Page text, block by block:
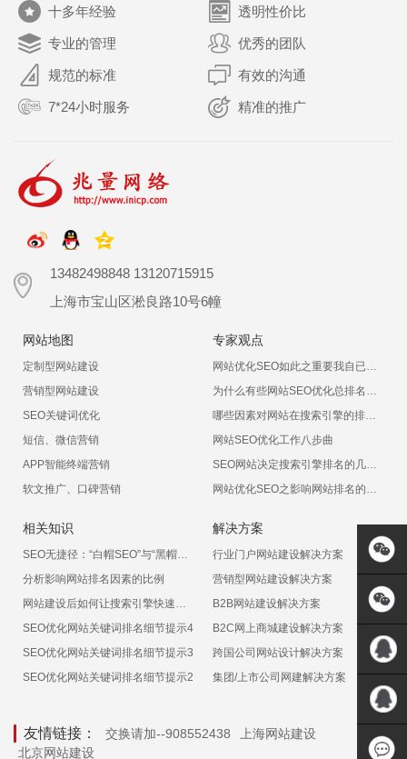
十多年经验 透明性价比
专业的管理 优秀的团队
规范的标准 有效的沟通
7*24小时服务 精准的推广
13482498848 13120715915
上海市宝山区淞良路10号6幢
网站地图
定制型网站建设
营销型网站建设
SEO关键词优化
短信、微信营销
APP智能终端营销
软文推广、口碑营销
专家观点
网站优化SEO如此之重要我自已能不能做呢？
为什么有些网站SEO优化总排名不上呢
哪些因素对网站在搜索引擎的排名有影响
网站SEO优化工作八步曲
SEO网站决定搜索引擎排名的几大因素
网站优化SEO之影响网站排名的十大非常见因素
相关知识
SEO无捷径：“白帽SEO”与“黑帽SEO”
分析影响网站排名因素的比例
网站建设后如何让搜索引擎快速收录
SEO优化网站关键词排名细节提示4
SEO优化网站关键词排名细节提示3
SEO优化网站关键词排名细节提示2
解决方案
行业门户网站建设解决方案
营销型网站建设解决方案
B2B网站建设解决方案
B2C网上商城建设解决方案
跨国公司网站设计解决方案
集团/上市公司网建解决方案
友情链接： 交换请加--908552438
上海网站建设
北京网站建设